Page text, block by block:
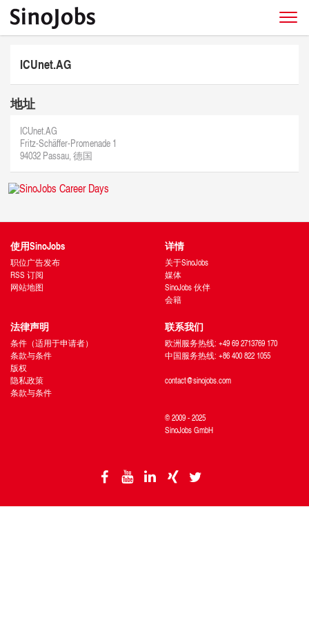
ICUnet.AG
地址
ICUnet.AG
Fritz-Schäffer-Promenade 1
94032 Passau, 德国
使用SinoJobs
职位广告发布
RSS 订阅
网站地图
详情
关于SinoJobs
媒体
SinoJobs 伙伴
会籍
法律声明
条件（适用于申请者）
条款与条件
版权
隐私政策
条款与条件
联系我们
欧洲服务热线: +49 69 2713769 170
中国服务热线: +86 400 822 1055
contact@sinojobs.com
© 2009 - 2025
SinoJobs GmbH